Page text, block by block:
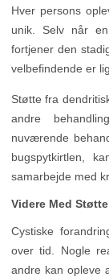
Hver persons
unik. Selv når en
fortjener den
velbefindende er
Støtte fra
andre
nuværende
bugspytkirtlen,
samarbejde med
Videre Med Støtte
Cystiske
over tid. Nogle
andre kan opleve